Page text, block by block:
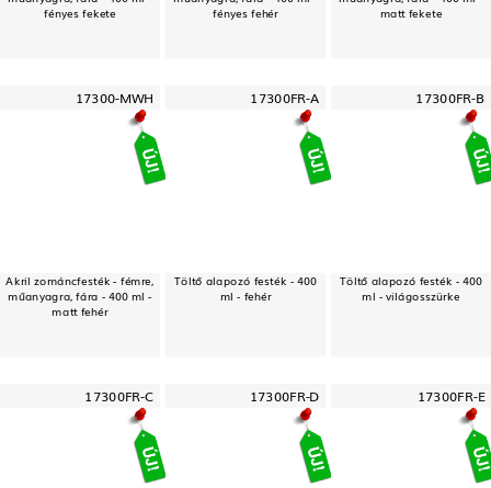
fényes fekete
fényes fehér
matt fekete
17300-MWH
Akril zománcfesték - fémre,
műanyagra, fára - 400 ml -
matt fehér
17300FR-A
Töltő alapozó festék - 400
ml - fehér
17300FR-B
Töltő alapozó festék - 400
ml - világosszürke
17300FR-C 17300FR-D 17300FR-E